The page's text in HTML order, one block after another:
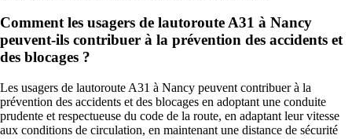
Comment les usagers de lautoroute A31 à Nancy
peuvent-ils contribuer à la prévention des accidents et
des blocages ?
Les usagers de lautoroute A31 à Nancy peuvent contribuer à la
prévention des accidents et des blocages en adoptant une conduite
prudente et respectueuse du code de la route, en adaptant leur vitesse
aux conditions de circulation, en maintenant une distance de sécurité